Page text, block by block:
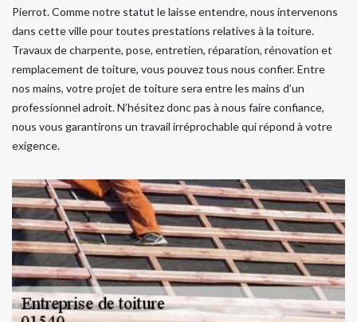
Pierrot. Comme notre statut le laisse entendre, nous intervenons
dans cette ville pour toutes prestations relatives à la toiture.
Travaux de charpente, pose, entretien, réparation, rénovation et
remplacement de toiture, vous pouvez tous nous confier. Entre
nos mains, votre projet de toiture sera entre les mains d’un
professionnel adroit. N’hésitez donc pas à nous faire confiance,
nous vous garantirons un travail irréprochable qui répond à votre
exigence.